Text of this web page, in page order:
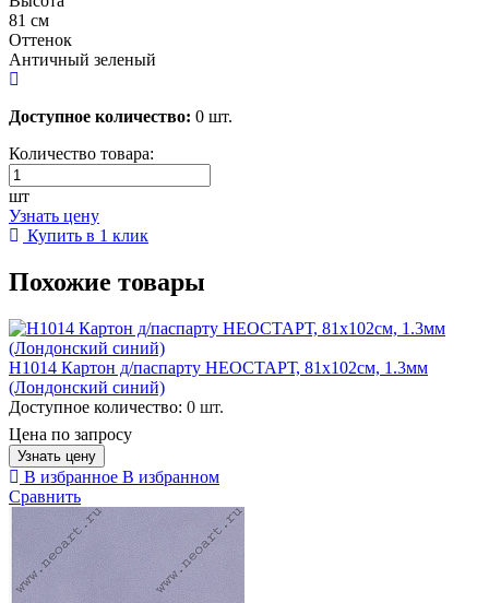
81 см
Оттенок
Античный зеленый
Доступное количество: 0 шт.
Количество товара:
шт
Узнать цену
Купить в 1 клик
Похожие товары
H1014 Картон д/паспарту НЕОСТАРТ, 81x102см, 1.3мм
(Лондонский синий)
Доступное количество: 0 шт.
Цена по запросу
Узнать цену
В избранное В избранном
Сравнить